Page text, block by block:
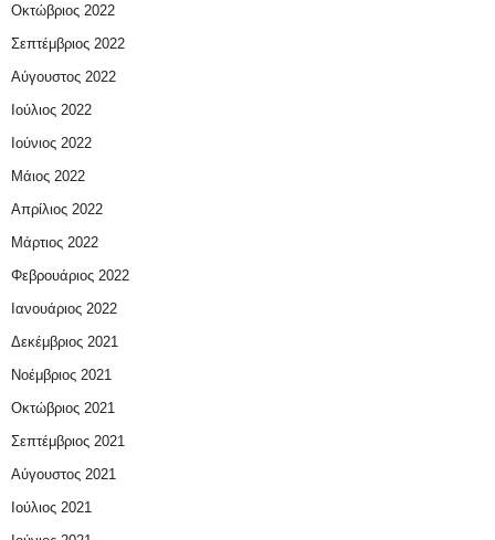
Οκτώβριος 2022
Σεπτέμβριος 2022
Αύγουστος 2022
Ιούλιος 2022
Ιούνιος 2022
Μάιος 2022
Απρίλιος 2022
Μάρτιος 2022
Φεβρουάριος 2022
Ιανουάριος 2022
Δεκέμβριος 2021
Νοέμβριος 2021
Οκτώβριος 2021
Σεπτέμβριος 2021
Αύγουστος 2021
Ιούλιος 2021